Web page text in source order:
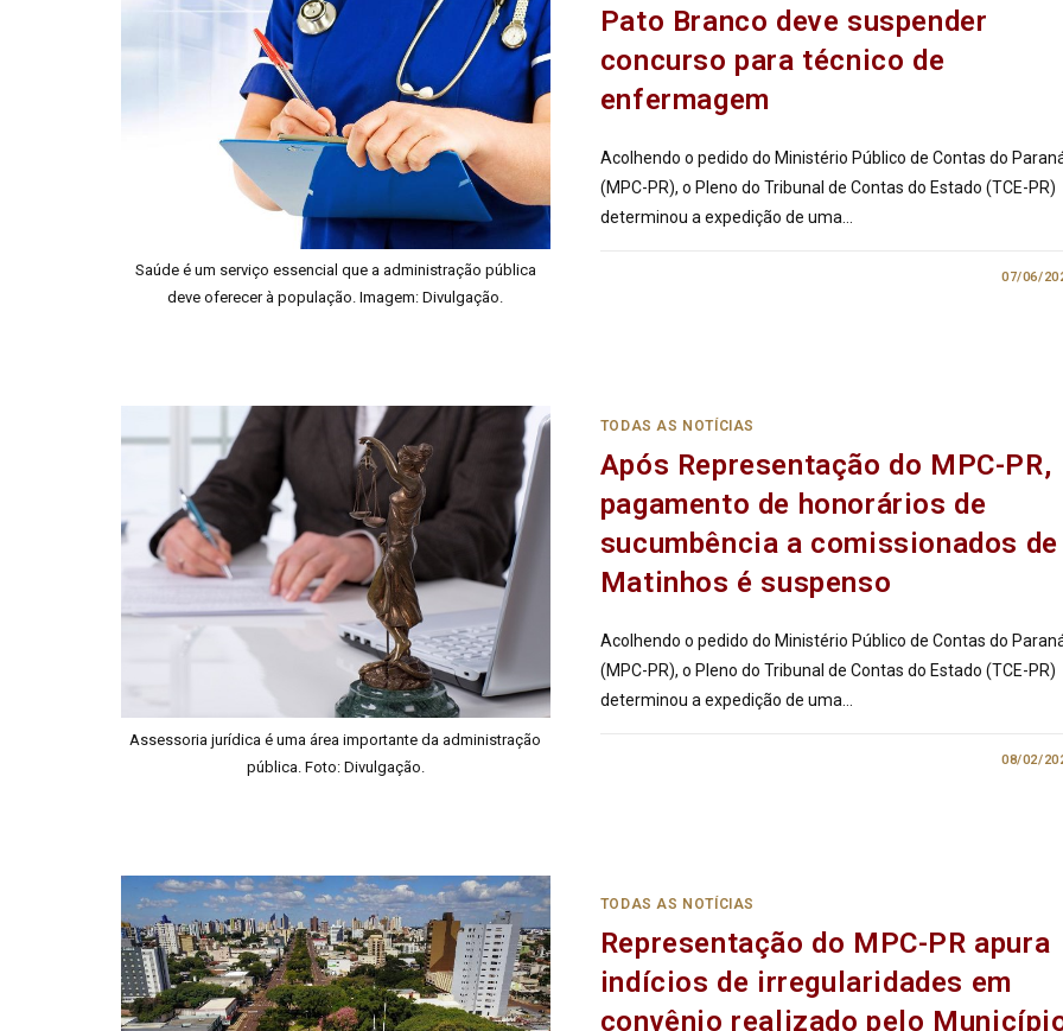
Saúde é um serviço essencial que a administração pública
deve oferecer à população. Imagem: Divulgação.
Pato Branco deve suspender
concurso para técnico de
enfermagem
Acolhendo o pedido do Ministério Público de Contas do
(MPC-PR), o Pleno do Tribunal de Contas do Estado (TCE-PR)
determinou a expedição de uma…
07/06/
Assessoria jurídica é uma área importante da administração
pública. Foto: Divulgação.
TODAS AS NOTÍCIAS
Após Representação do MPC-PR,
pagamento de honorários de
sucumbência a comissionados de
Matinhos é suspenso
Acolhendo o pedido do Ministério Público de Contas do
(MPC-PR), o Pleno do Tribunal de Contas do Estado (TCE-PR)
determinou a expedição de uma…
08/02/
TODAS AS NOTÍCIAS
Representação do MPC-PR apura
indícios de irregularidades em
convênio realizado pelo